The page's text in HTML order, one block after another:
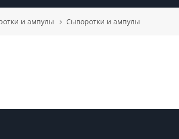
и ампулы Сыворотки и ампулы